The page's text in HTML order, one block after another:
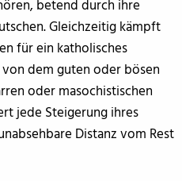
betend durch ihre
Gleichzeitig kämpft
für ein katholisches
dem guten oder bösen
oder masochistischen
jede Steigerung ihres
Distanz vom Rest